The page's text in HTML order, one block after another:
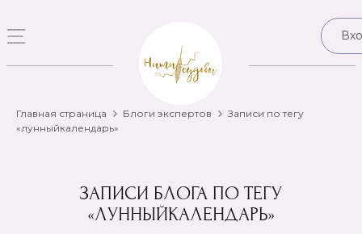
Главная страница Блоги экспертов
Записи по тегу
«лунныйкалендарь»
ЗАПИСИ БЛОГА ПО ТЕГУ
«ЛУННЫЙКАЛЕНДАРЬ»